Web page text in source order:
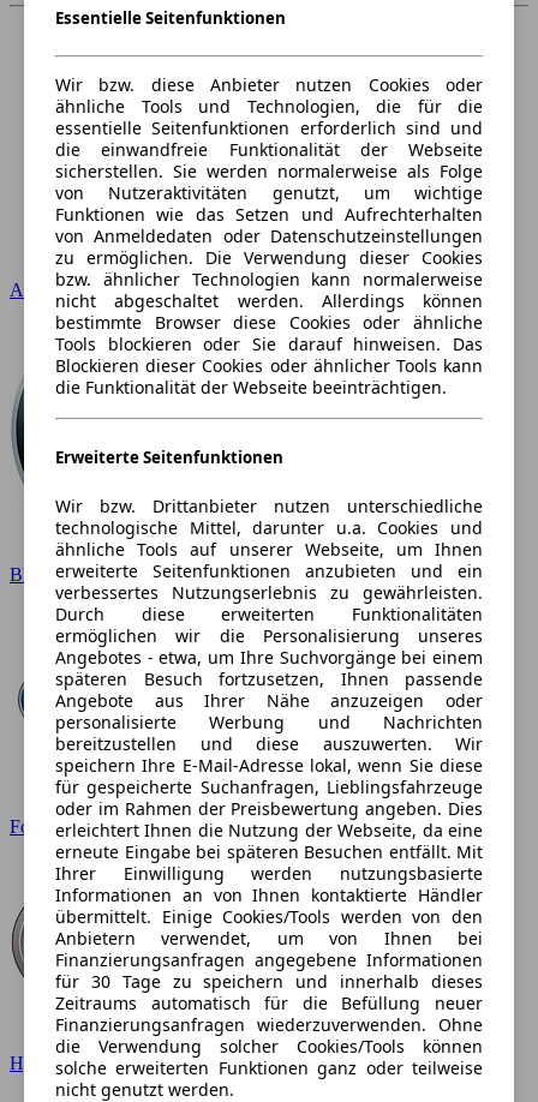
Audi
BMW
Ford
Hyundai
Essentielle Seitenfunktionen
Wir bzw. diese Anbieter nutzen Cookies oder
ähnliche Tools und Technologien, die für die
essentielle Seitenfunktionen erforderlich sind und
die einwandfreie Funktionalität der Webseite
sicherstellen. Sie werden normalerweise als Folge
von Nutzeraktivitäten genutzt, um wichtige
Funktionen wie das Setzen und Aufrechterhalten
von Anmeldedaten oder Datenschutzeinstellungen
zu ermöglichen. Die Verwendung dieser Cookies
bzw. ähnlicher Technologien kann normalerweise
nicht abgeschaltet werden. Allerdings können
bestimmte Browser diese Cookies oder ähnliche
Tools blockieren oder Sie darauf hinweisen. Das
Blockieren dieser Cookies oder ähnlicher Tools kann
die Funktionalität der Webseite beeinträchtigen.
Erweiterte Seitenfunktionen
Wir bzw. Drittanbieter nutzen unterschiedliche
technologische Mittel, darunter u.a. Cookies und
ähnliche Tools auf unserer Webseite, um Ihnen
erweiterte Seitenfunktionen anzubieten und ein
verbessertes Nutzungserlebnis zu gewährleisten.
Durch diese erweiterten Funktionalitäten
ermöglichen wir die Personalisierung unseres
Angebotes - etwa, um Ihre Suchvorgänge bei einem
späteren Besuch fortzusetzen, Ihnen passende
Angebote aus Ihrer Nähe anzuzeigen oder
personalisierte Werbung und Nachrichten
bereitzustellen und diese auszuwerten. Wir
speichern Ihre E-Mail-Adresse lokal, wenn Sie diese
für gespeicherte Suchanfragen, Lieblingsfahrzeuge
oder im Rahmen der Preisbewertung angeben. Dies
erleichtert Ihnen die Nutzung der Webseite, da eine
erneute Eingabe bei späteren Besuchen entfällt. Mit
Ihrer Einwilligung werden nutzungsbasierte
Informationen an von Ihnen kontaktierte Händler
übermittelt. Einige Cookies/Tools werden von den
Anbietern verwendet, um von Ihnen bei
Finanzierungsanfragen angegebene Informationen
für 30 Tage zu speichern und innerhalb dieses
Zeitraums automatisch für die Befüllung neuer
Finanzierungsanfragen wiederzuverwenden. Ohne
die Verwendung solcher Cookies/Tools können
solche erweiterten Funktionen ganz oder teilweise
nicht genutzt werden.